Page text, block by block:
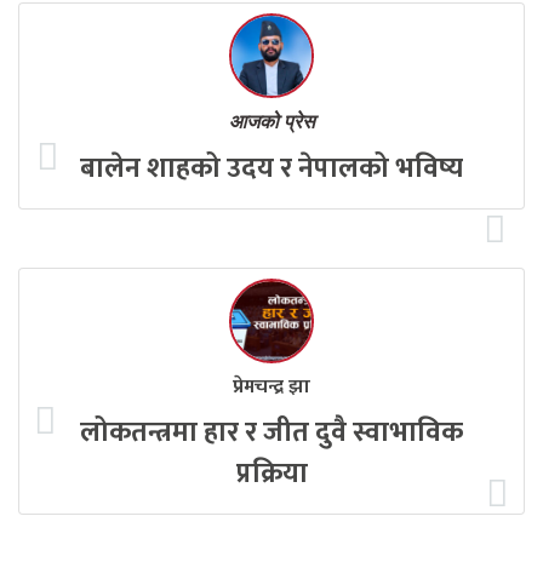
आजको प्रेस
बालेन शाहको उदय र नेपालको भविष्य
प्रेमचन्द्र झा
लोकतन्त्रमा हार र जीत दुवै स्वाभाविक
प्रक्रिया